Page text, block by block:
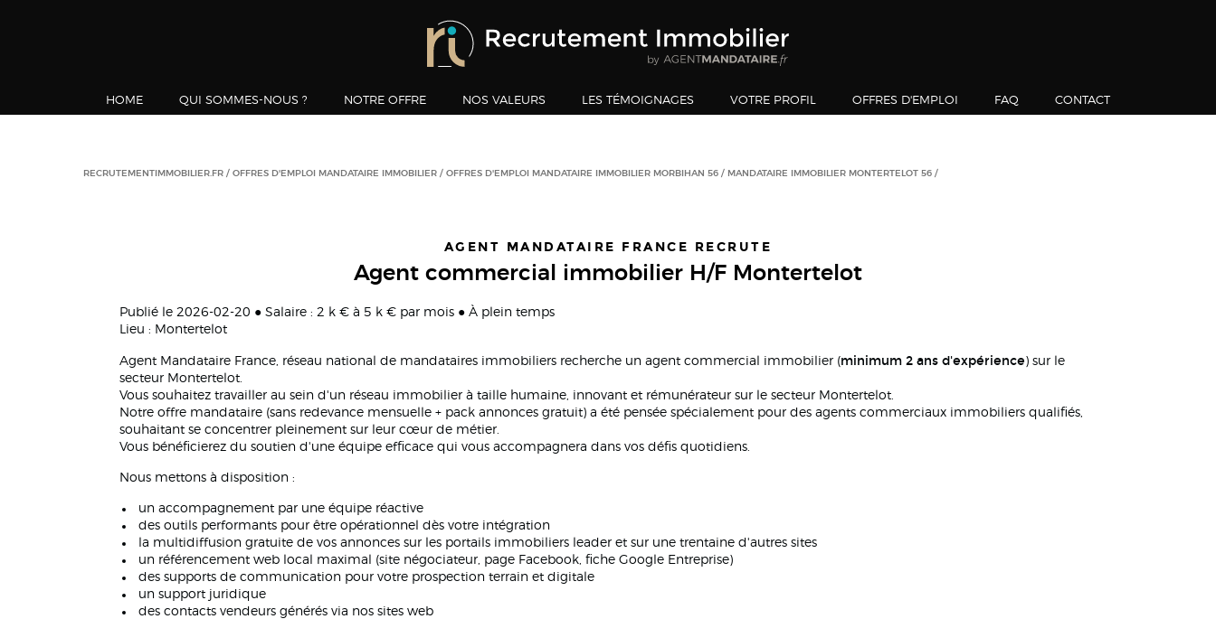
HOME QUI SOMMES-NOUS ? NOTRE OFFRE NOS VALEURS LES TÉMOIGNAGES VOTRE PROFIL OFFRES D'EMPLOI FAQ CONTACT
RECRUTEMENTIMMOBILIER.FR OFFRES D'EMPLOI MANDATAIRE IMMOBILIER OFFRES D'EMPLOI MANDATAIRE IMMOBILIER MORBIHAN 56 MANDATAIRE IMMOBILIER MONTERTELOT 56
AGENT MANDATAIRE FRANCE RECRUTE
Agent commercial immobilier H/F Montertelot
Publié le 2026-02-20 ● Salaire : 2 k € à 5 k € par mois ● À plein temps
Lieu : Montertelot
Agent Mandataire France, réseau national de mandataires immobiliers recherche un agent commercial immobilier (minimum 2 ans d'expérience ) sur le
secteur Montertelot.
Vous souhaitez travailler au sein d'un réseau immobilier à taille humaine, innovant et rémunérateur sur le secteur Montertelot.
Notre offre mandataire (sans redevance mensuelle + pack annonces gratuit) a été pensée spécialement pour des agents commerciaux immobiliers qualifiés,
souhaitant se concentrer pleinement sur leur cœur de métier.
Vous bénéficierez du soutien d'une équipe efficace qui vous accompagnera dans vos défis quotidiens.
Nous mettons à disposition :
un accompagnement par une équipe réactive
des outils performants pour être opérationnel dès votre intégration
la multidiffusion gratuite de vos annonces sur les portails immobiliers leader et sur une trentaine d'autres sites
un référencement web local maximal (site négociateur, page Facebook, fiche Google Entreprise)
des supports de communication pour votre prospection terrain et digitale
un support juridique
des contacts vendeurs générés via nos sites web